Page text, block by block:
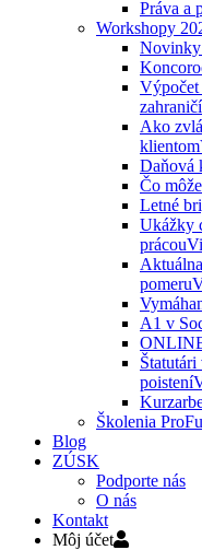
Práva a
Workshopy
Novinky
Výpočet
zahraničí
Ako
klientom
Daňová
Čo
Letné
Ukážky
prácou
pomeru
A1 v
poistení
Školenia
Blog
ZÚSK
Podporte nás
O nás
Kontakt
Môj účet